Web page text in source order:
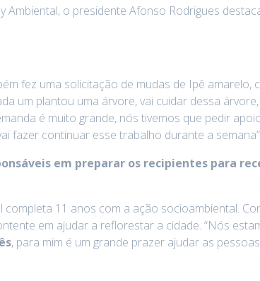
Ambiental, o presidente Afonso Rodrigues
fez uma solicitação de mudas de Ipê
um plantou uma árvore, vai cuidar dessa árvore,
é muito grande, nós tivemos que pedir
fazer continuar esse trabalho durante a
em preparar os recipientes para
11 anos com a ação socioambiental.
em ajudar a reflorestar a cidade. “Nós
, para mim é um grande prazer ajudar as